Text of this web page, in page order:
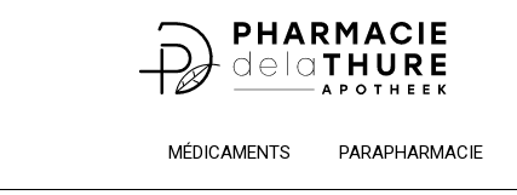
MÉDICAMENTS PARAPHARMACIE